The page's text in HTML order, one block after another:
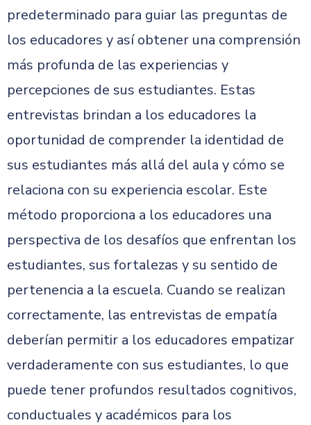
predeterminado para guiar las preguntas de
los educadores y así obtener una comprensión
más profunda de las experiencias y
percepciones de sus estudiantes. Estas
entrevistas brindan a los educadores la
oportunidad de comprender la identidad de
sus estudiantes más allá del aula y cómo se
relaciona con su experiencia escolar. Este
método proporciona a los educadores una
perspectiva de los desafíos que enfrentan los
estudiantes, sus fortalezas y su sentido de
pertenencia a la escuela. Cuando se realizan
correctamente, las entrevistas de empatía
deberían permitir a los educadores empatizar
verdaderamente con sus estudiantes, lo que
puede tener profundos resultados cognitivos,
conductuales y académicos para los